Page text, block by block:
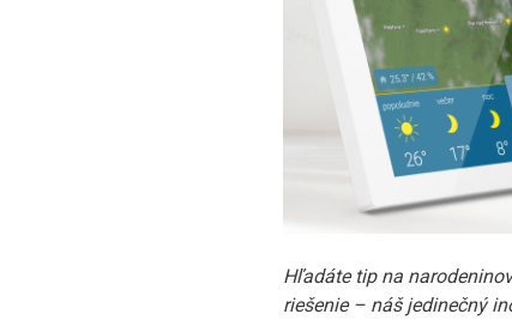
Hľadáte tip na
riešenie – náš jedinečný